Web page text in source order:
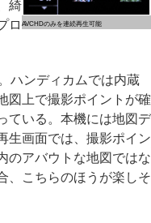
AVCHDのみを連続再生可能
綺
ロ
ハンディカムでは内蔵
図上で撮影ポイントが確
ている。本機には地図デ
生画面では、撮影ポイン
のアバウトな地図ではな
、こちらのほうが楽しそ